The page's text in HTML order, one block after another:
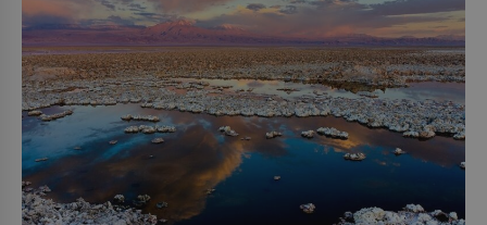
Většina lidí vnímá rákos jen jako obyčejnou kulisu
letního koupání. Stačí se však podívat […]